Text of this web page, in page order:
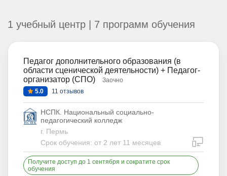
1 учебный центр | 7 программ обучения
Педагог дополнительного образования (в
области сценической деятельности) + Педагог-
организатор (СПО)
Заочно
5.0
11 отзывов
НСПК. Национальный социально-
педагогический колледж
г. Пермь
Срок обучения: от 2 лет 11 месяцев
Получите доступ до 1 сентября и сократите срок
обучения